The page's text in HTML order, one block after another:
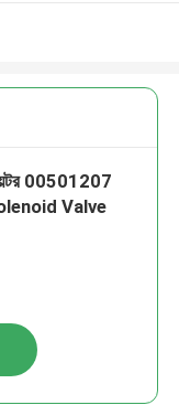
00501207
Valve